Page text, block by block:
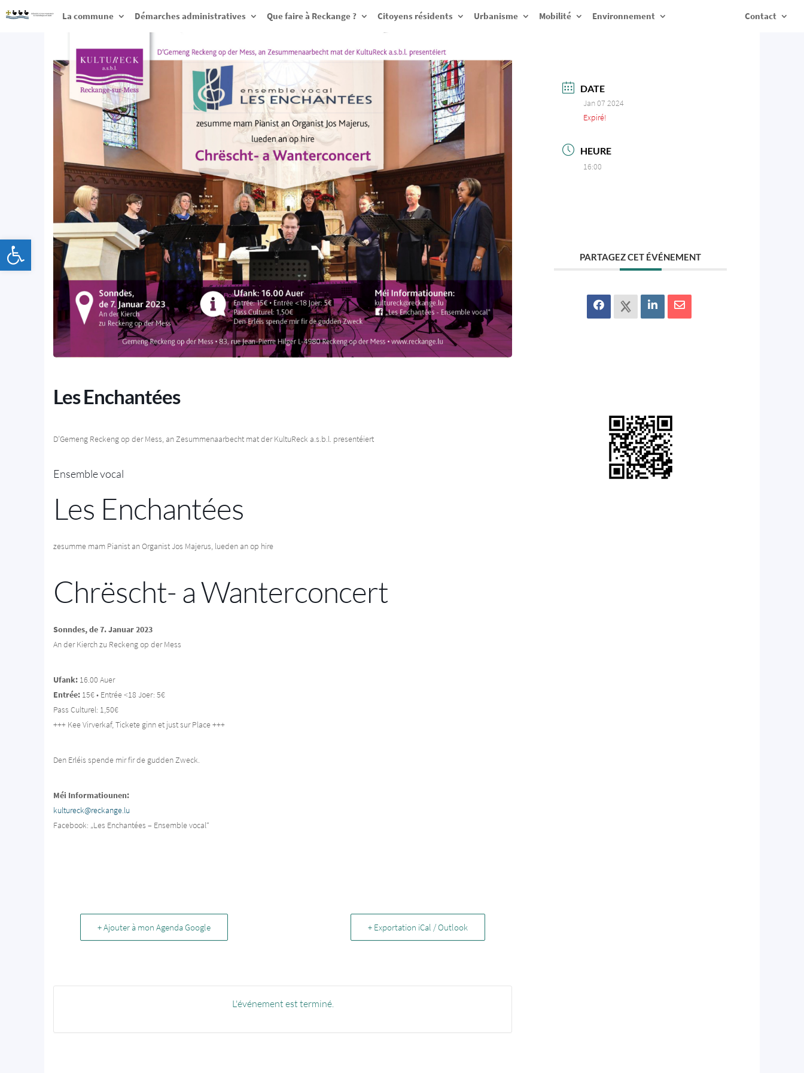
La commune Démarches administratives Que faire à Reckange ? Citoyens résidents Urbanisme Mobilité Environnement Contact
Les Enchantées
D’Gemeng Reckeng op der Mess, an Zesummenaarbecht mat der KultuReck a.s.b.l. presentéiert
Ensemble vocal
Les Enchantées
zesumme mam Pianist an Organist Jos Majerus, lueden an op hire
Chrëscht- a Wanterconcert
Sonndes, de 7. Januar 2023
An der Kierch zu Reckeng op der Mess
Ufank: 16.00 Auer
Entrée: 15€ • Entrée <18 Joer: 5€
Pass Culturel: 1,50€
+++ Kee Virverkaf, Tickete ginn et just sur Place +++
Den Erléis spende mir fir de gudden Zweck.
Méi Informatiounen:
kultureck@reckange.lu
Facebook: „Les Enchantées – Ensemble vocal“
+ Ajouter à mon Agenda Google + Exportation iCal / Outlook
L'événement est terminé.
DATE
Jan 07 2024
Expiré!
HEURE
16:00
PARTAGEZ CET ÉVÉNEMENT
Ouvrir la barre d’outils